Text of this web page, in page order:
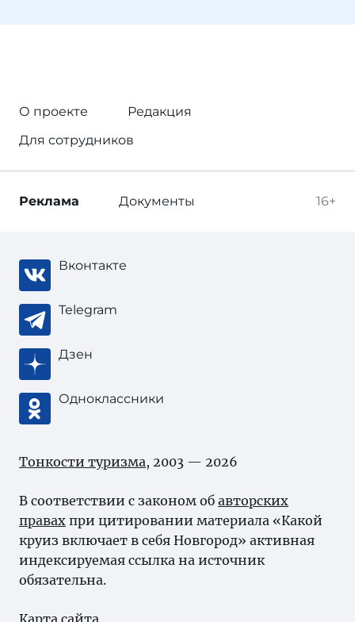
О проекте
Редакция
Для сотрудников
16+
Реклама Документы
Вконтакте
Telegram
Дзен
Одноклассники
Тонкости туризма, 2003 — 2026
В соответствии с законом об авторских
правах при цитировании материала «Какой
круиз включает в себя Новгород» активная
индексируемая ссылка на источник
обязательна.
Карта сайта